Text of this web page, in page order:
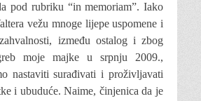
pod rubriku “in memoriam”. Iako
vežu mnoge lijepe uspomene i
između ostalog i zbog
moje majke u srpnju 2009.,
nastaviti surađivati i proživljavati
i ubuduće. Naime, činjenica da je